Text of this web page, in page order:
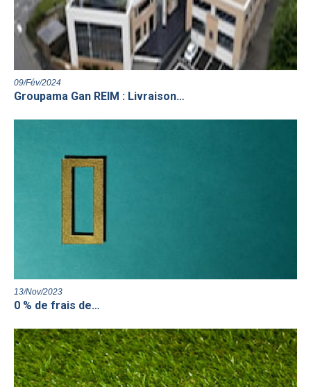
09/Fév/2024
Groupama Gan REIM : Livraison…
13/Nov/2023
0 % de frais de…